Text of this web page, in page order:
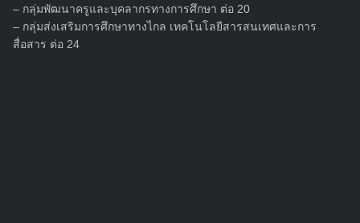
Search
for:
– กลุ่มพัฒนาครูและบุคลากรทางการศึกษา ต่อ 20
– กลุ่มส่งเสริมการศึกษาทางไกล เทคโนโลยีสารสนเทศและการ
สื่อสาร ต่อ 24